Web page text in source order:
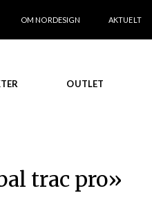
OM NORDESIGN AKTUELT
OUTLET
trac pro»